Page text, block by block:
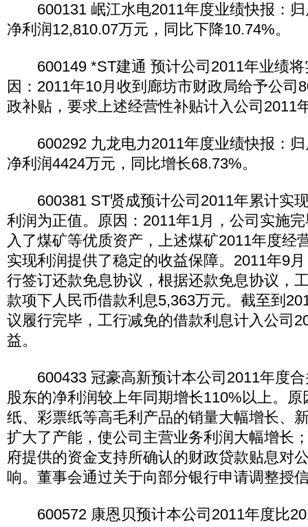
600131 岷江水电2011年度业绩快报：归
净利润12,810.07万元，同比下降10.74%。
600149 *ST建通 预计公司2011年业绩将
因：2011年10月收到廊坊市财政局给予公司
政补贴，要求上述经营性补贴计入公司2011
600292 九龙电力2011年度业绩快报：归
净利润4424万元，同比增长68.73%。
600381 ST贤成预计公司2011年累计实
利润为正值。原因：2011年1月，公司实施
入了煤矿等优质资产，上述煤矿2011年度经
实现利润提供了稳定的收益保障。2011年9
行签订还款免息协议，根据还款免息协议，
款项下人民币借款利息5,363万元。截至到
议履行完毕，工行减免的借款利息计入公司
益。
600433 冠豪高新预计本公司2011年度合
股东的净利润较上年同期增长110%以上。
纸、彩票纸等高毛利产品的销量大幅增长、
扩大了产能，使公司主营业务利润大幅增长
府提供的资金支持所确认的财政贷款贴息对
响。董事会通过关于向部分银行申请调整授
600572 康恩贝预计本公司2011年度比